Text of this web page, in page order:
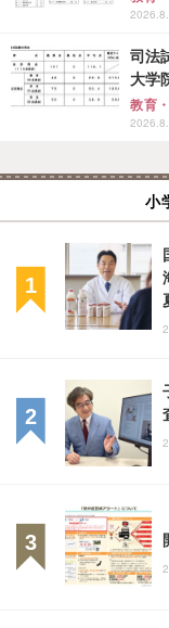
司法
大学
教育
小